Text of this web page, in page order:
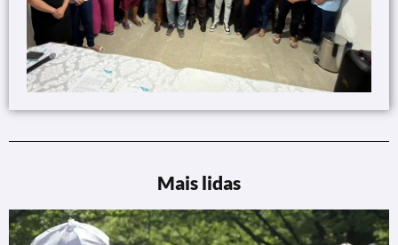
Mais lidas